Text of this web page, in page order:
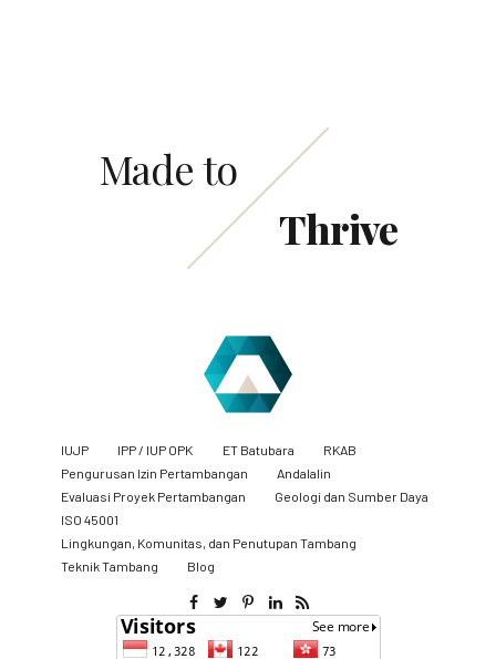
Made to
Thrive
IUJP IPP / IUP OPK ET Batubara
RKAB
Pengurusan Izin Pertambangan
Andalalin
Evaluasi Proyek Pertambangan
Geologi dan Sumber Daya
ISO 45001
Lingkungan, Komunitas, dan Penutupan Tambang
​Teknik Tambang
Blog